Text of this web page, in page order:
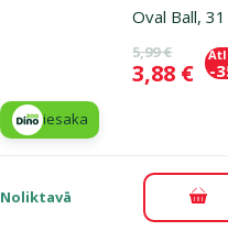
Oval Ball,
Oriģinālā
5,99 €
Cena
3,88 € -
iesaka
Noliktavā